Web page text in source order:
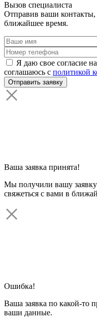
Вызов специалиста
Отправив ваши контакты,
ближайшее время.
Я даю свое согласие
соглашаюсь с политикой
Ваша заявка принята!
Мы получили вашу
свяжеться с вами в
Ошибка!
Ваша заявка по какой-то
ваши данные.